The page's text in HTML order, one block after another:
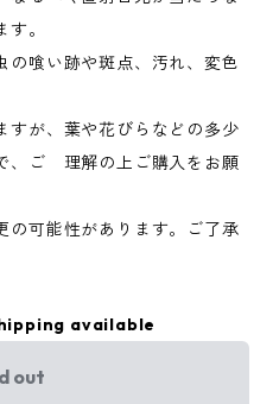
。
喰い跡や斑点、汚れ、変色
が、葉や花びらなどの多少
、ご 理解の上ご購入をお願
可能性があります。ご了承
available
out